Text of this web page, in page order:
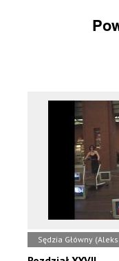
Sędzia Główny